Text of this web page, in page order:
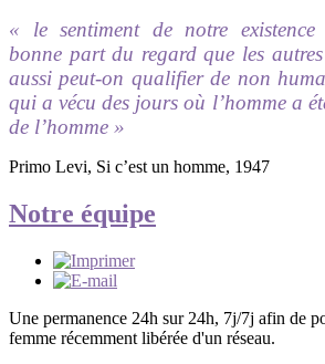
« le sentiment de notre
bonne part du regard que les
aussi peut-on qualifier de non
qui a vécu des jours où l’homme a
de l’homme »
Primo Levi, Si c’est un homme, 1947
Notre équipe
Une permanence 24h sur 24h, 7j/7j afin de
femme récemment libérée d'un réseau.